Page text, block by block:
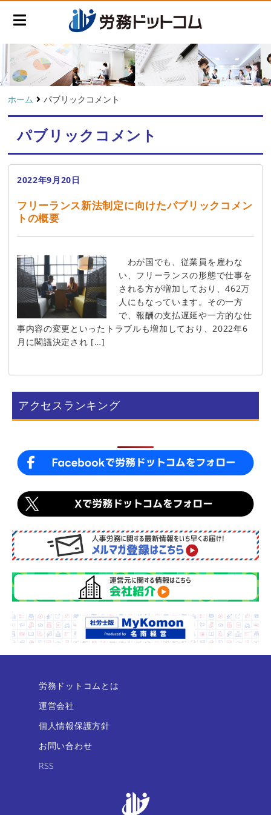
ホーム パブリックコメント
パブリックコメント
2022年9月20日
フリーランス新法制定に向けたパブリックコメン
トの概要
わが国でも、従業員を雇わな
い、フリーランスの形態で仕事を
される方が増加しており、462万
人にもなっています。その一方
で、報酬の支払遅延や一方的な仕
事内容の変更といったトラブルも増加しており、2022年6
月に閣議決定され […]
アクセスランキング
労務ドットコムとは
運営会社
個人情報保護方針
お問い合わせ
RSS